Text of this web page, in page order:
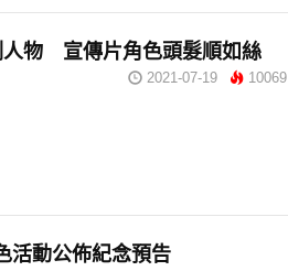
人物 宣傳片角色頭髮順如絲
2021-07-19 10069
活動公佈紀念預告